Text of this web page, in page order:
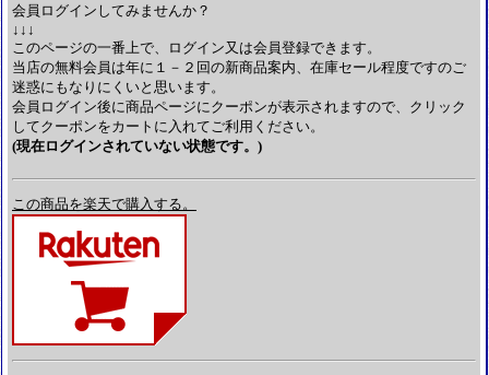
会員ログインしてみませんか？
↓↓↓
このページの一番上で、ログイン又は会員登録できます。
当店の無料会員は年に１－２回の新商品案内、在庫セール程度ですのご
迷惑にもなりにくいと思います。
会員ログイン後に商品ページにクーポンが表示されますので、クリック
してクーポンをカートに入れてご利用ください。
(現在ログインされていない状態です。)
この商品を楽天で購入する。